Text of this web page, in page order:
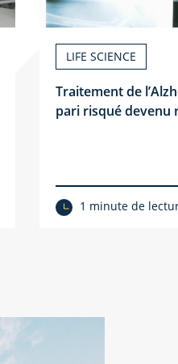
LIFE SCIENCE
Traitement de
pari risqué devenu
1 minute de